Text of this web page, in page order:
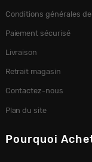
Conditions générales
Paiement sécurisé
Livraison
Retrait magasin
Contactez-nous
Plan du site
Pourquoi